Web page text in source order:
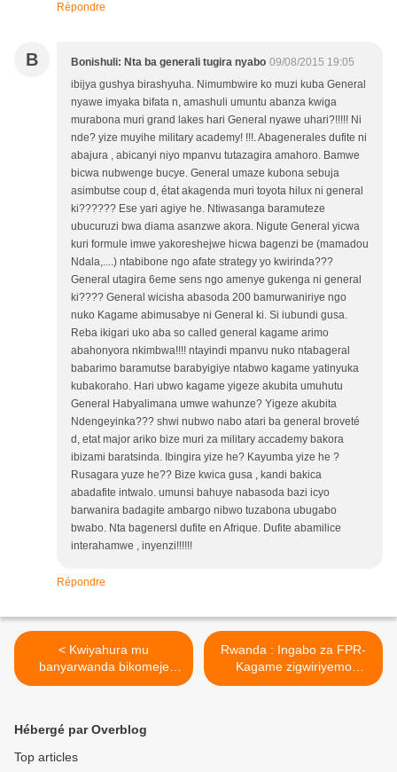
Répondre
B Bonishuli: Nta ba generali tugira nyabo 09/08/2015 19:05
ibijya gushya birashyuha. Nimumbwire ko muzi kuba General
nyawe imyaka bifata n, amashuli umuntu abanza kwiga
murabona muri grand lakes hari General nyawe uhari?!!!!! Ni
nde? yize muyihe military academy! !!!. Abagenerales dufite ni
abajura , abicanyi niyo mpanvu tutazagira amahoro. Bamwe
bicwa nubwenge bucye. General umaze kubona sebuja
asimbutse coup d, état akagenda muri toyota hilux ni general
ki?????? Ese yari agiye he. Ntiwasanga baramuteze
ubucuruzi bwa diama asanzwe akora. Nigute General yicwa
kuri formule imwe yakoreshejwe hicwa bagenzi be (mamadou
Ndala,....) ntabibone ngo afate strategy yo kwirinda???
General utagira 6eme sens ngo amenye gukenga ni general
ki???? General wicisha abasoda 200 bamurwaniriye ngo
nuko Kagame abimusabye ni General ki. Si iubundi gusa.
Reba ikigari uko aba so called general kagame arimo
abahonyora nkimbwa!!!! ntayindi mpanvu nuko ntabageral
babarimo baramutse barabyigiye ntabwo kagame yatinyuka
kubakoraho. Hari ubwo kagame yigeze akubita umuhutu
General Habyalimana umwe wahunze? Yigeze akubita
Ndengeyinka??? shwi nubwo nabo atari ba general broveté
d, etat major ariko bize muri za military accademy bakora
ibizami baratsinda. Ibingira yize he? Kayumba yize he ?
Rusagara yuze he?? Bize kwica gusa , kandi bakica
abadafite intwalo. umunsi bahuye nabasoda bazi icyo
barwanira badagite ambargo nibwo tuzabona ubugabo
bwabo. Nta bagenersl dufite en Afrique. Dufite abamilice
interahamwe , inyenzi!!!!!!
Répondre
< Kwiyahura mu
banyarwanda bikomeje
kuba icyorezo, Manzi Jean
Rwanda : Ingabo za FPR-
Kagame zigwiriyemo
ibyihebe n’abasazi ! >
Hébergé par Overblog
Top articles